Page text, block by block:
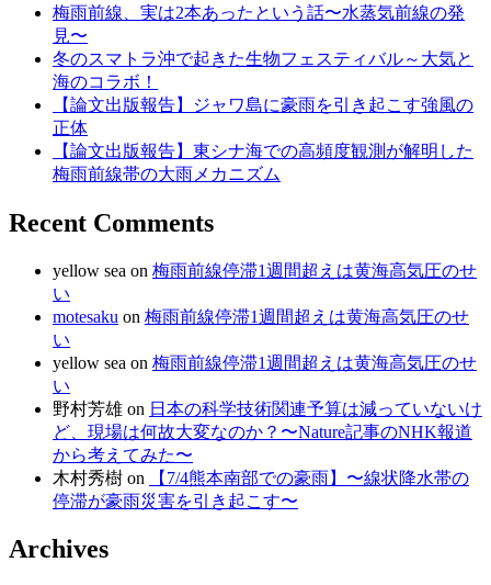
梅雨前線、実は2本あったという話〜水蒸気前線の発
見〜
冬のスマトラ沖で起きた生物フェスティバル～大気と
海のコラボ！
【論文出版報告】ジャワ島に豪雨を引き起こす強風の
正体
【論文出版報告】東シナ海での高頻度観測が解明した
梅雨前線帯の大雨メカニズム
Recent Comments
yellow sea on 梅雨前線停滞1週間超えは黄海高気圧のせ
い
motesaku on 梅雨前線停滞1週間超えは黄海高気圧のせ
い
yellow sea on 梅雨前線停滞1週間超えは黄海高気圧のせ
い
野村芳雄 on 日本の科学技術関連予算は減っていないけ
ど、現場は何故大変なのか？〜Nature記事のNHK報道
から考えてみた〜
木村秀樹 on
【7/4熊本南部での豪雨】〜線状降水帯の
停滞が豪雨災害を引き起こす〜
Archives